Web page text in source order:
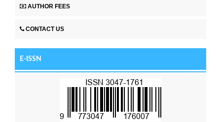
AUTHOR FEES
CONTACT US
E-ISSN